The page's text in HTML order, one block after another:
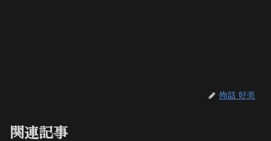
怖話 好美
関連記事